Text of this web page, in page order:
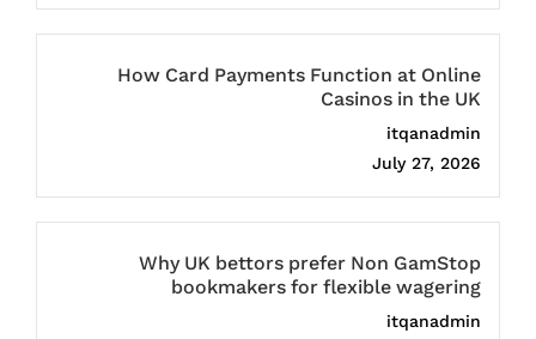
How Card Payments Function at Online
Casinos in the UK
itqanadmin
July 27, 2026
Why UK bettors prefer Non GamStop
bookmakers for flexible wagering
itqanadmin